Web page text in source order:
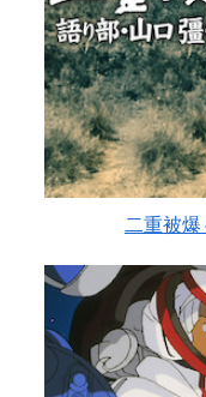
二重被